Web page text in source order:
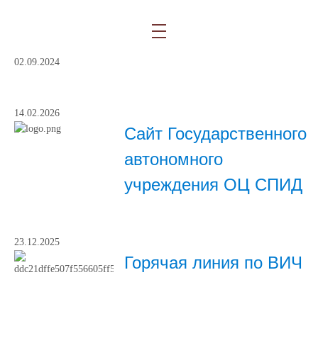
02.09.2024
14.02.2026
Сайт Государственного
автономного
учреждения ОЦ СПИД
23.12.2025
Горячая линия по ВИЧ